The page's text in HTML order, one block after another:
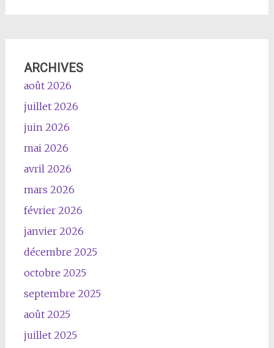
ARCHIVES
août 2026
juillet 2026
juin 2026
mai 2026
avril 2026
mars 2026
février 2026
janvier 2026
décembre 2025
octobre 2025
septembre 2025
août 2025
juillet 2025